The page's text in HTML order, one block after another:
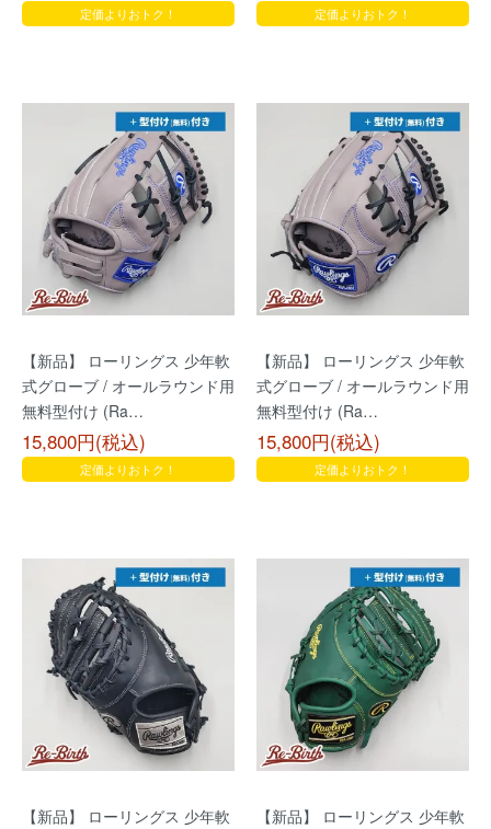
定価よりおトク！ 定価よりおトク！
【新品】 ローリングス 少年軟
式グローブ / オールラウンド用
無料型付け (Ra…
15,800円(税込)
定価よりおトク！
【新品】 ローリングス 少年軟
式グローブ / オールラウンド用
無料型付け (Ra…
15,800円(税込)
定価よりおトク！
【新品】 ローリングス 少年軟
【新品】 ローリングス 少年軟